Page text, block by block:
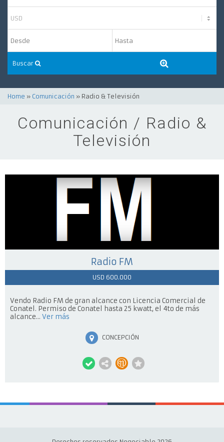
Buscar
Home » Comunicación » Radio & Televisión
Comunicación / Radio &
Televisión
Radio FM
USD 600.000
Vendo Radio FM de gran alcance con Licencia Comercial de
Conatel. Permiso de Conatel hasta 25 kwatt, el 4to de más
alcance... Ver más
CONCEPCIÓN